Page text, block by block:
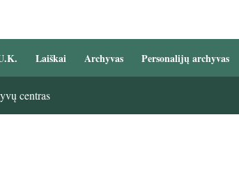
Laiškai Archyvas Personalijų archyvas
centras